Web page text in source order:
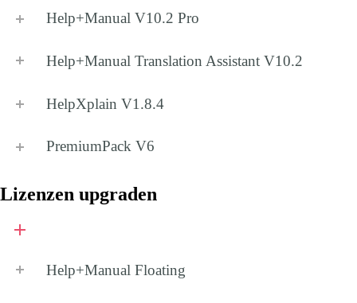
Help+Manual V10.2 Pro
Help+Manual Translation Assistant V10.2
HelpXplain V1.8.4
PremiumPack V6
Lizenzen upgraden
Help+Manual Floating